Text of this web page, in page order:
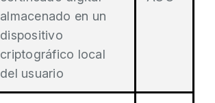
almacenado en un
dispositivo
criptográfico local
del usuario